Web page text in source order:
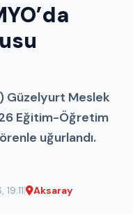
Güzelyurt Meslek
Eğitim-Öğretim
uğurlandı.
| Aksaray